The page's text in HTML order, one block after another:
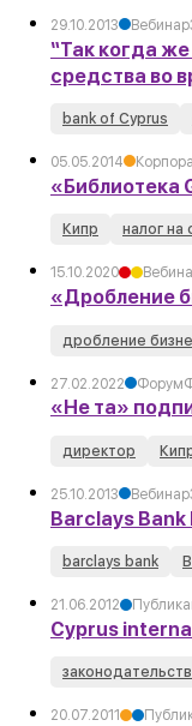
29.10.2013 Вебинар
“Так когда
средства во
bank of Cyprus
05.05.2014
«Библиотека
Кипр налог на
15.10.2020
«Дробление
дробление
27.02.2022 Форум
«Не та»
директор
25.10.2013 Вебинар
Barclays
barclays bank
21.06.2012
Cyprus
20.07.2011